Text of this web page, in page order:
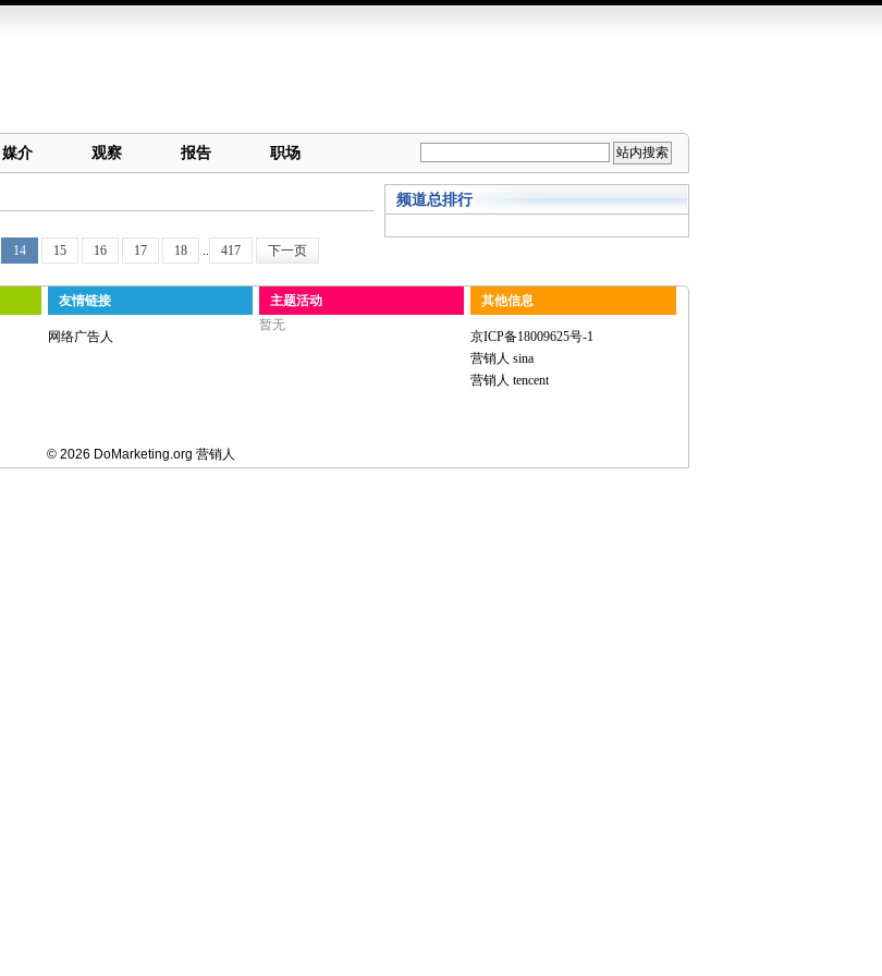
媒介 观察 报告 职场
14 15 16 17 18 .. 417 下一页
频道总排行
友情链接
网络广告人
主题活动
暂无
其他信息
京ICP备18009625号-1
营销人 sina
营销人 tencent
© 2026 DoMarketing.org 营销人